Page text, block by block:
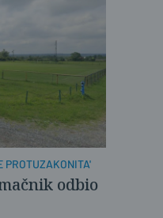
PROTUZAKONITA'
odbio